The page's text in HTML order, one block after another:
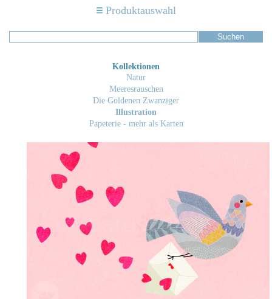
Produktauswahl
Kollektionen
Natur
Meeresrauschen
Die Goldenen Zwanziger
Illustration
Papeterie - mehr als Karten